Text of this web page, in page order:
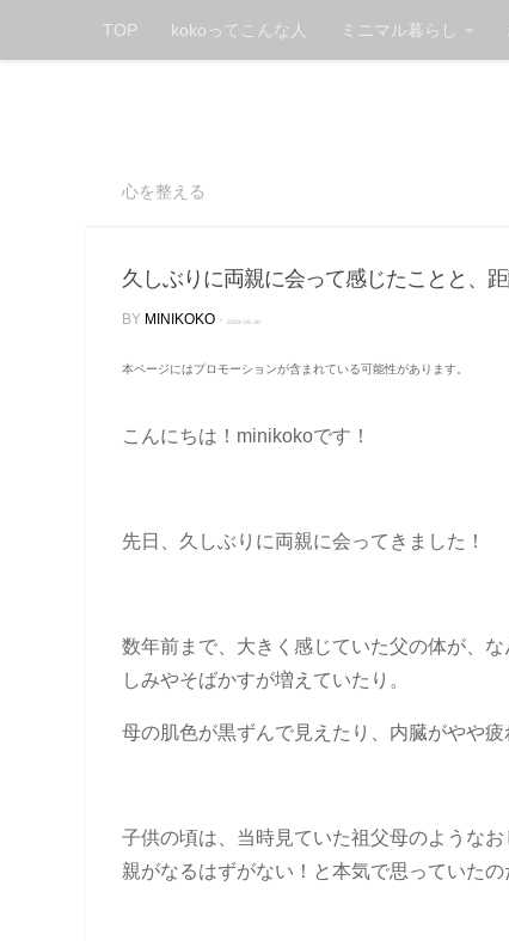
Skip to content
TOP kokoってこんな人 ミニマル暮らし
心を整える
久しぶりに両親に会って感じたことと、距
BY MINIKOKO · 2024-05-30
本ページにはプロモーションが含まれている可能性があります。
こんにちは！minikokoです！
先日、久しぶりに両親に会ってきました！
数年前まで、大きく感じていた父の体が、
しみやそばかすが増えていたり。
母の肌色が黒ずんで見えたり、内臓がやや疲
子供の頃は、当時見ていた祖父母のような
親がなるはずがない！と本気で思っていたの